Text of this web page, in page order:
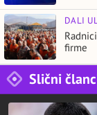
DALI
firme
Slični